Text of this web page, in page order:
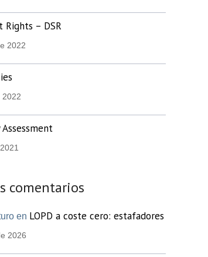
Rights – DSR
2022
2022
comentarios
en LOPD a coste cero: estafadores
2026